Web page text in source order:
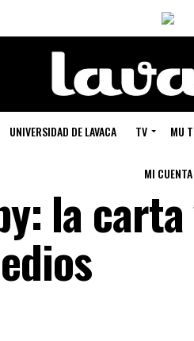
UNIVERSIDAD DE LAVACA TV MU
MI CUENTA
la